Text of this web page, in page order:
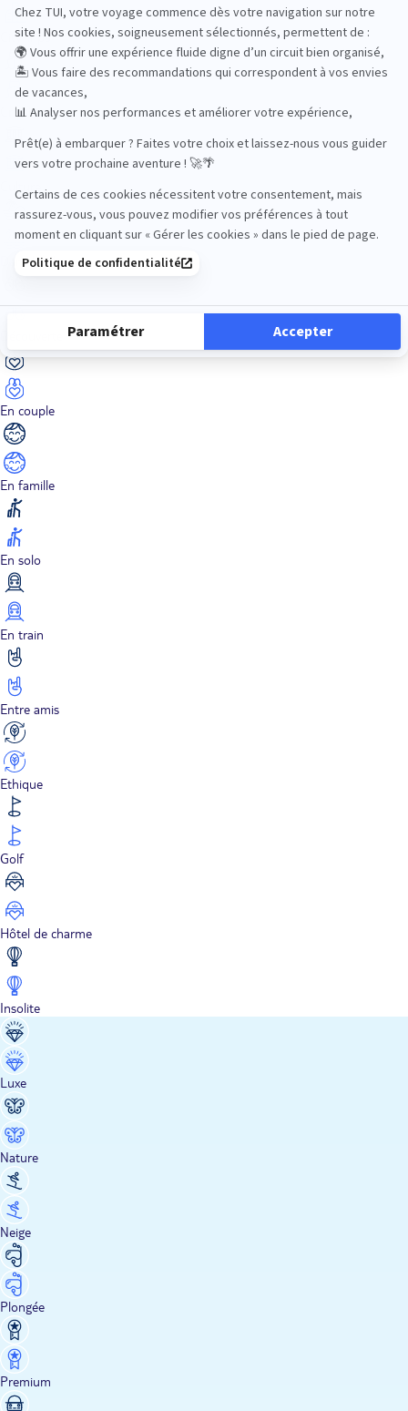
City Trips
Croisières
Culture
Dans les îles
En couple
En famille
En solo
En train
Entre amis
Ethique
Golf
Hôtel de charme
Insolite
Luxe
Nature
Neige
Plongée
Premium